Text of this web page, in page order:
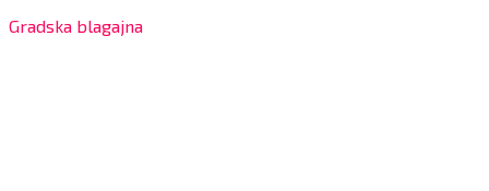
Gradska blagajna